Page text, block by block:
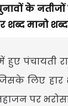
के नतीजों
मानो
हुए पंचायती
लिए हार
पर